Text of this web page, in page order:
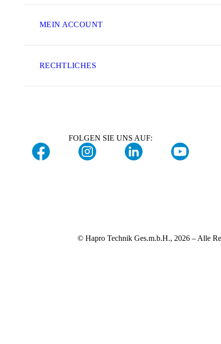
MEIN ACCOUNT
RECHTLICHES
FOLGEN SIE UNS AUF:
© Hapro Technik Ges.m.b.H., 2026 – Alle